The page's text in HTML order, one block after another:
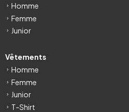
Homme
Femme
Junior
Vêtements
Homme
Femme
Junior
T-Shirt